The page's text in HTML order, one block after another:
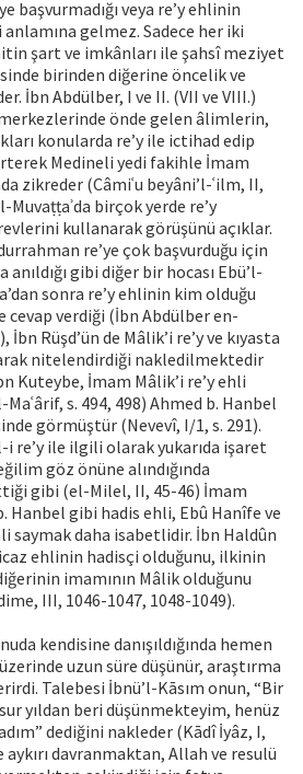
başvurmadığı veya re’y ehlinin
gelmez. Sadece her iki
şart ve imkânları ile şahsî meziyet
birinden diğerine öncelik ve
İbn Abdülber, I ve II. (VII ve VIII.)
önde gelen âlimlerin,
konularda re’y ile ictihad edip
Medineli yedi fakihle İmam
zikreder (Câmiʿu beyâni’l-ʿilm, II,
birçok yerde re’y
kullanarak görüşünü açıklar.
re’ye çok başvurduğu için
anıldığı gibi diğer bir hocası Ebü’l-
sonra re’y ehlinin kim olduğu
cevap verdiği (İbn Abdülber en-
Rüşd’ün de Mâlik’i re’y ve kıyasta
nitelendirdiği nakledilmektedir
Kuteybe, İmam Mâlik’i re’y ehli
Maʿârif, s. 494, 498) Ahmed b. Hanbel
görmüştür (Nevevî, I/1, s. 291).
i re’y ile ilgili olarak yukarıda işaret
göz önüne alındığında
gibi (el-Milel, II, 45-46) İmam
Hanbel gibi hadis ehli, Ebû Hanîfe ve
saymak daha isabetlidir. İbn Haldûn
ehlinin hadisçi olduğunu, ilkinin
imamının Mâlik olduğunu
III, 1046-1047, 1048-1049).
kendisine danışıldığında hemen
uzun süre düşünür, araştırma
Talebesi İbnü’l-Kāsım onun, “Bir
yıldan beri düşünmekteyim, henüz
dediğini nakleder (Kādî İyâz, I,
aykırı davranmaktan, Allah ve resulü